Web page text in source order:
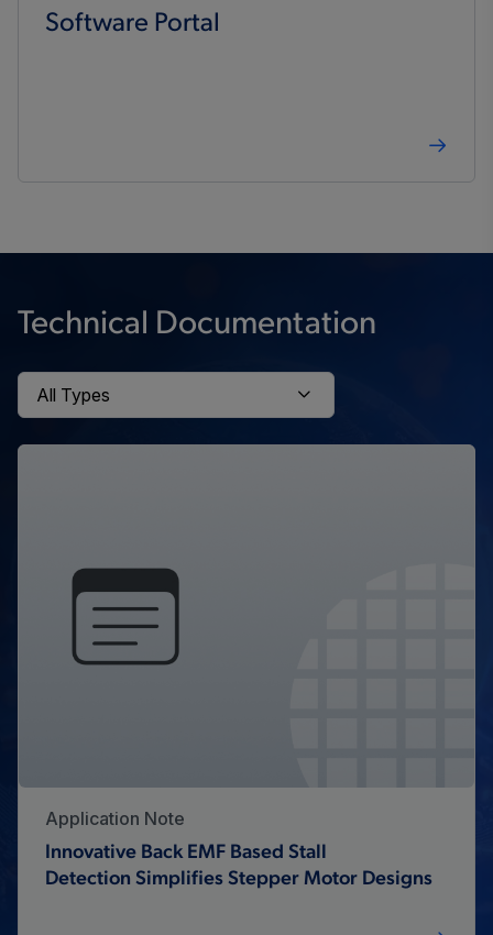
Software Portal
Technical Documentation
Application Note
Innovative Back EMF Based Stall
Detection Simplifies Stepper Motor Designs